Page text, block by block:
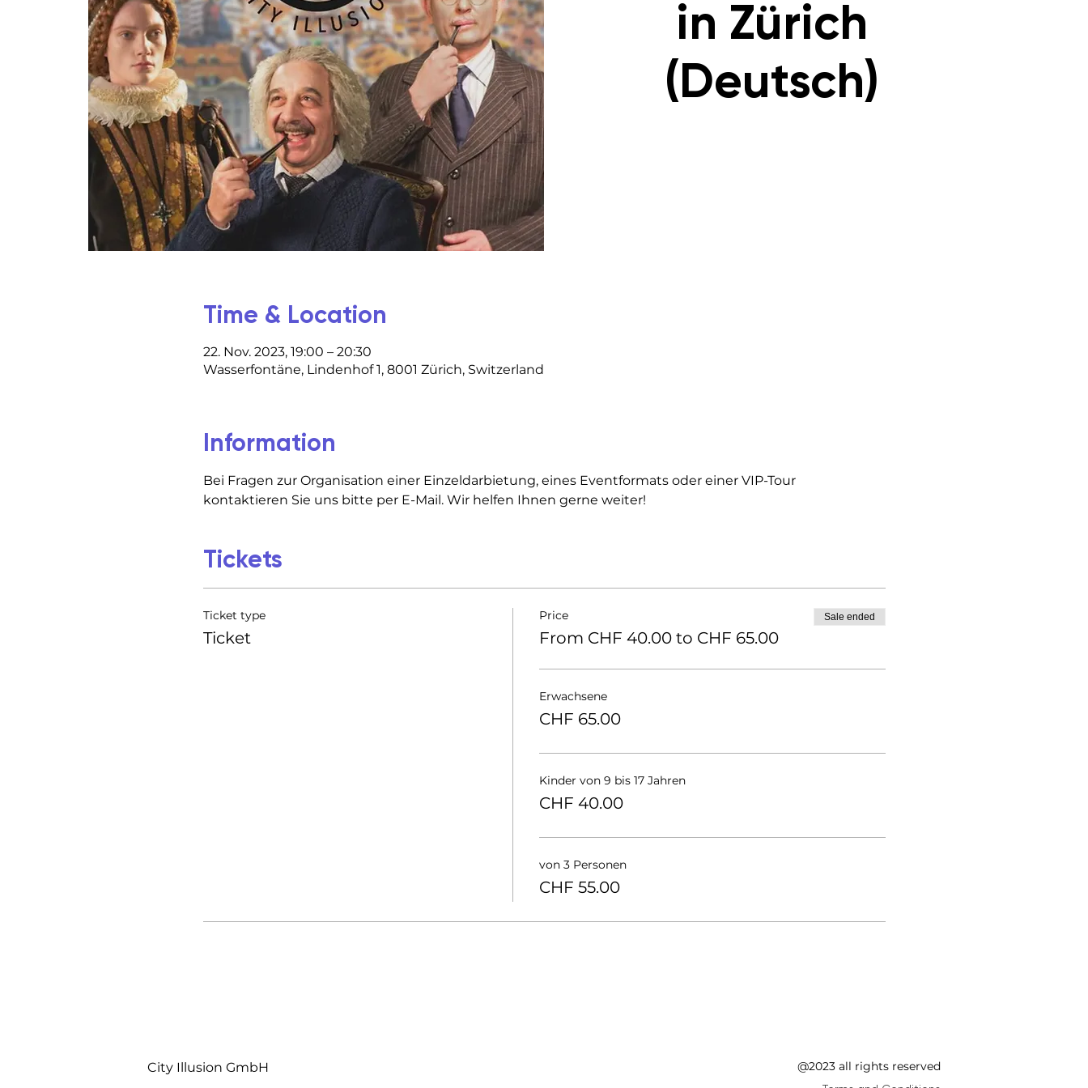
in Zürich
(Deutsch)
Time & Location
22. Nov. 2023, 19:00 – 20:30
Wasserfontäne, Lindenhof 1, 8001 Zürich, Switzerland
Information
Bei Fragen zur Organisation einer Einzeldarbietung, eines Eventformats oder einer VIP-Tour
kontaktieren Sie uns bitte per E-Mail. Wir helfen Ihnen gerne weiter!
Tickets
Ticket type
Ticket
Price
From CHF 40.00 to CHF 65.00
Sale ended
Erwachsene
CHF 65.00
Kinder von 9 bis 17 Jahren
CHF 40.00
von 3 Personen
CHF 55.00
City Illusion GmbH @2023 all rights reserved